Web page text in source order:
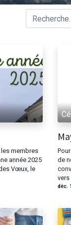
les membres
année 2025
Vœux, le
de
vers
déc.
Horaires